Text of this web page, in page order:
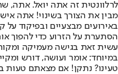
לרלוונטית זה אתה יואל. אתה,
מבין את הצורך בשינוי! אתה
באירועים מבצעיים ובפיקוד
הסתערת על הזרוע כדי להפוך
עשית זאת בגישה מעמיקה
במיוחד: אומר ועושה, דורש
טעינו? נתקן! אם מצאתם